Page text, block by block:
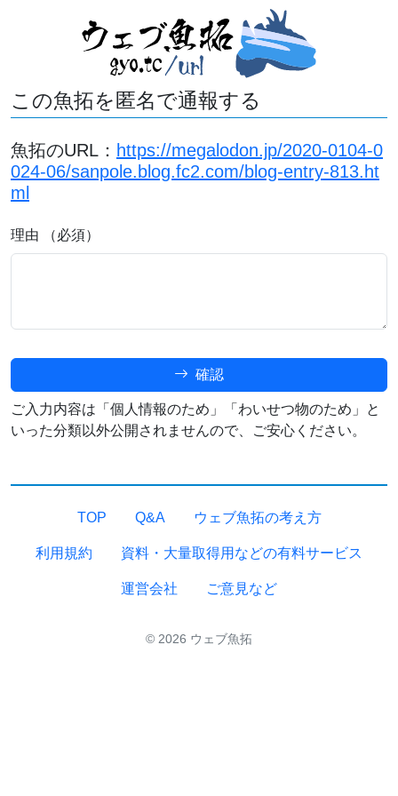
この魚拓を匿名で通報する
魚拓のURL： https://megalodon.jp/2020-0104-0
024-06/sanpole.blog.fc2.com/blog-entry-813.ht
ml
理由 （必須）
確認
ご入力内容は「個人情報のため」「わいせつ物のため」と
いった分類以外公開されませんので、ご安心ください。
TOP Q&A ウェブ魚拓の考え方
利用規約 資料・大量取得用などの有料サービス
運営会社 ご意見など
© 2026 ウェブ魚拓